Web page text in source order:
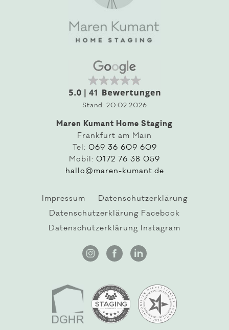
Stand: 20.02.2026
Maren Kumant Home Staging
Frankfurt am Main
Tel: 069 36 609 609
Mobil: 0172 76 38 059
hallo@maren-kumant.de
Impressum Datenschutzerklärung
Datenschutzerklärung Facebook
Datenschutzerklärung Instagram